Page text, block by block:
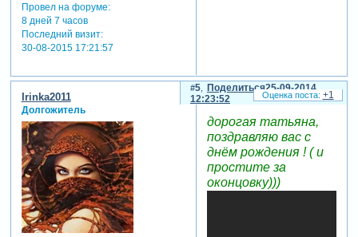
Провел на форуме:
8 дней 7 часов
Последний визит:
30-08-2015 17:21:57
Поделиться
5
25-09-2014
12:23:52
Irinka2011
Долгожитель
дорогая татьяна,
поздравляю вас с
днём рождения ! ( и
простите за
оконцовку)))
+1